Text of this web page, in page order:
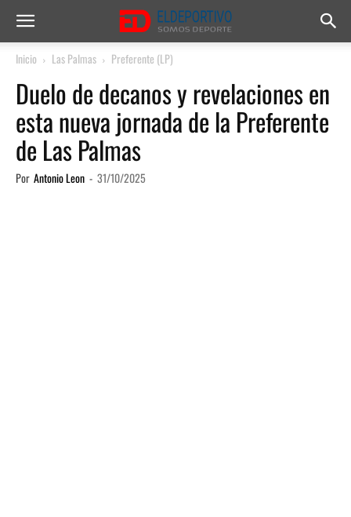
Inicio Las Palmas Preferente (LP)
Duelo de decanos y revelaciones en
esta nueva jornada de la Preferente
de Las Palmas
Por Antonio Leon - 31/10/2025